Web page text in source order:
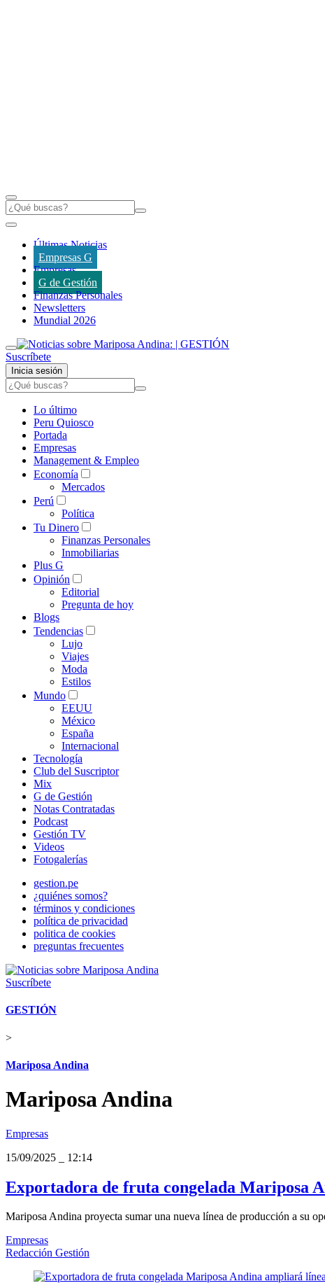
Últimas Noticias
Empresas G
Empresas
G de Gestión
Finanzas Personales
Newsletters
Mundial 2026
Suscríbete
Inicia sesión
Lo último
Peru Quiosco
Portada
Empresas
Management & Empleo
Economía
Mercados
Perú
Política
Tu Dinero
Finanzas Personales
Inmobiliarias
Plus G
Opinión
Editorial
Pregunta de hoy
Blogs
Tendencias
Lujo
Viajes
Moda
Estilos
Mundo
EEUU
México
España
Internacional
Tecnología
Club del Suscriptor
Mix
G de Gestión
Notas Contratadas
Podcast
Gestión TV
Videos
Fotogalerías
gestion.pe
¿quiénes somos?
términos y condiciones
política de privacidad
politica de cookies
preguntas frecuentes
Suscríbete
GESTIÓN
>
Mariposa Andina
Mariposa Andina
Empresas
15/09/2025
12:14
Exportadora de fruta congelada Mariposa
Mariposa Andina proyecta sumar una nueva línea de producción a su
Empresas
Redacción Gestión